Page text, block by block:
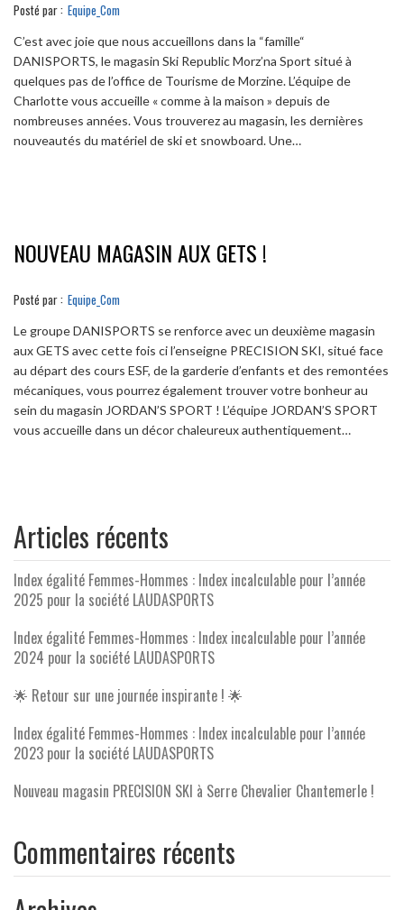
Posté par : Equipe_Com
C’est avec joie que nous accueillons dans la “famille“
DANISPORTS, le magasin Ski Republic Morz’na Sport situé à
quelques pas de l’office de Tourisme de Morzine. L’équipe de
Charlotte vous accueille « comme à la maison » depuis de
nombreuses années. Vous trouverez au magasin, les dernières
nouveautés du matériel de ski et snowboard. Une…
NOUVEAU MAGASIN AUX GETS !
Posté par : Equipe_Com
Le groupe DANISPORTS se renforce avec un deuxième magasin
aux GETS avec cette fois ci l’enseigne PRECISION SKI, situé face
au départ des cours ESF, de la garderie d’enfants et des remontées
mécaniques, vous pourrez également trouver votre bonheur au
sein du magasin JORDAN’S SPORT ! L’équipe JORDAN’S SPORT
vous accueille dans un décor chaleureux authentiquement…
Articles récents
Index égalité Femmes-Hommes : Index incalculable pour l’année
2025 pour la société LAUDASPORTS
Index égalité Femmes-Hommes : Index incalculable pour l’année
2024 pour la société LAUDASPORTS
🌟 Retour sur une journée inspirante ! 🌟
Index égalité Femmes-Hommes : Index incalculable pour l’année
2023 pour la société LAUDASPORTS
Nouveau magasin PRECISION SKI à Serre Chevalier Chantemerle !
Commentaires récents